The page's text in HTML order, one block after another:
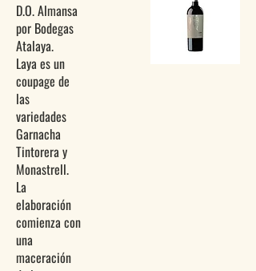
D.O. Almansa
por Bodegas
Atalaya.
Laya es un
coupage de
las
variedades
Garnacha
Tintorera y
Monastrell.
La
elaboración
comienza con
una
maceración